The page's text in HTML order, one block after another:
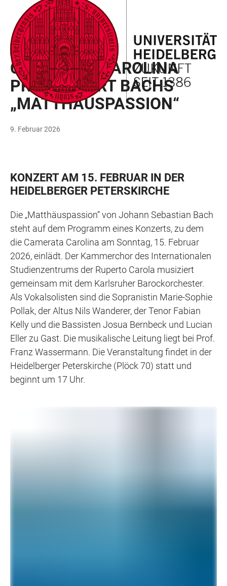
LINKS
ZUR
BARRIEREFREIHEIT
ZUM
HAUPTINHALT
HAUPTNAVIGATION
ÖFFNEN
WEBSEITENSUCHE
ÖFFNEN
KONZERT
CAMERATA CAROLINA
PRÄSENTIERT BACHS
„MATTHÄUSPASSION“
9. Februar 2026
KONZERT AM 15. FEBRUAR IN DER
HEIDELBERGER PETERSKIRCHE
Die „Matthäuspassion“ von Johann Sebastian Bach
steht auf dem Programm eines Konzerts, zu dem
die Camerata Carolina am Sonntag, 15. Februar
2026, einlädt. Der Kammerchor des Internationalen
Studienzentrums der Ruperto Carola musiziert
gemeinsam mit dem Karlsruher Barockorchester.
Als Vokalsolisten sind die Sopranistin Marie-Sophie
Pollak, der Altus Nils Wanderer, der Tenor Fabian
Kelly und die Bassisten Josua Bernbeck und Lucian
Eller zu Gast. Die musikalische Leitung liegt bei Prof.
Franz Wassermann. Die Veranstaltung findet in der
Heidelberger Peterskirche (Plöck 70) statt und
beginnt um 17 Uhr.